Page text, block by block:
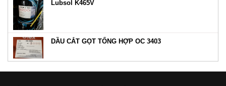
Lubsol K465V
DẦU CẮT GỌT TỔNG HỢP OC 3403